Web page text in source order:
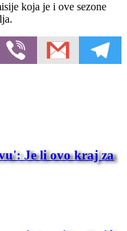
koja je i ove sezone
Je li ovo kraj za